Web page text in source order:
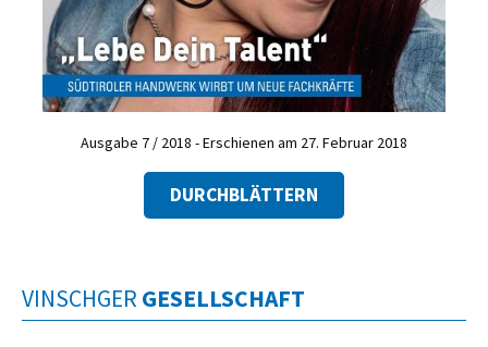
Ausgabe 7 / 2018 - Erschienen am 27. Februar 2018
DURCHBLÄTTERN
VINSCHGER GESELLSCHAFT